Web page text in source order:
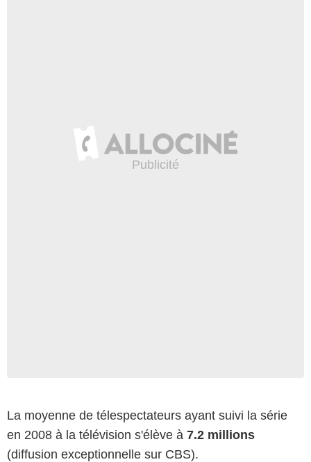
La moyenne de télespectateurs ayant suivi la série
en 2008 à la télévision s'élève à 7.2 millions
(diffusion exceptionnelle sur CBS).